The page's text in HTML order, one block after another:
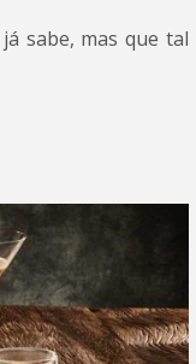
sabe, mas que tal